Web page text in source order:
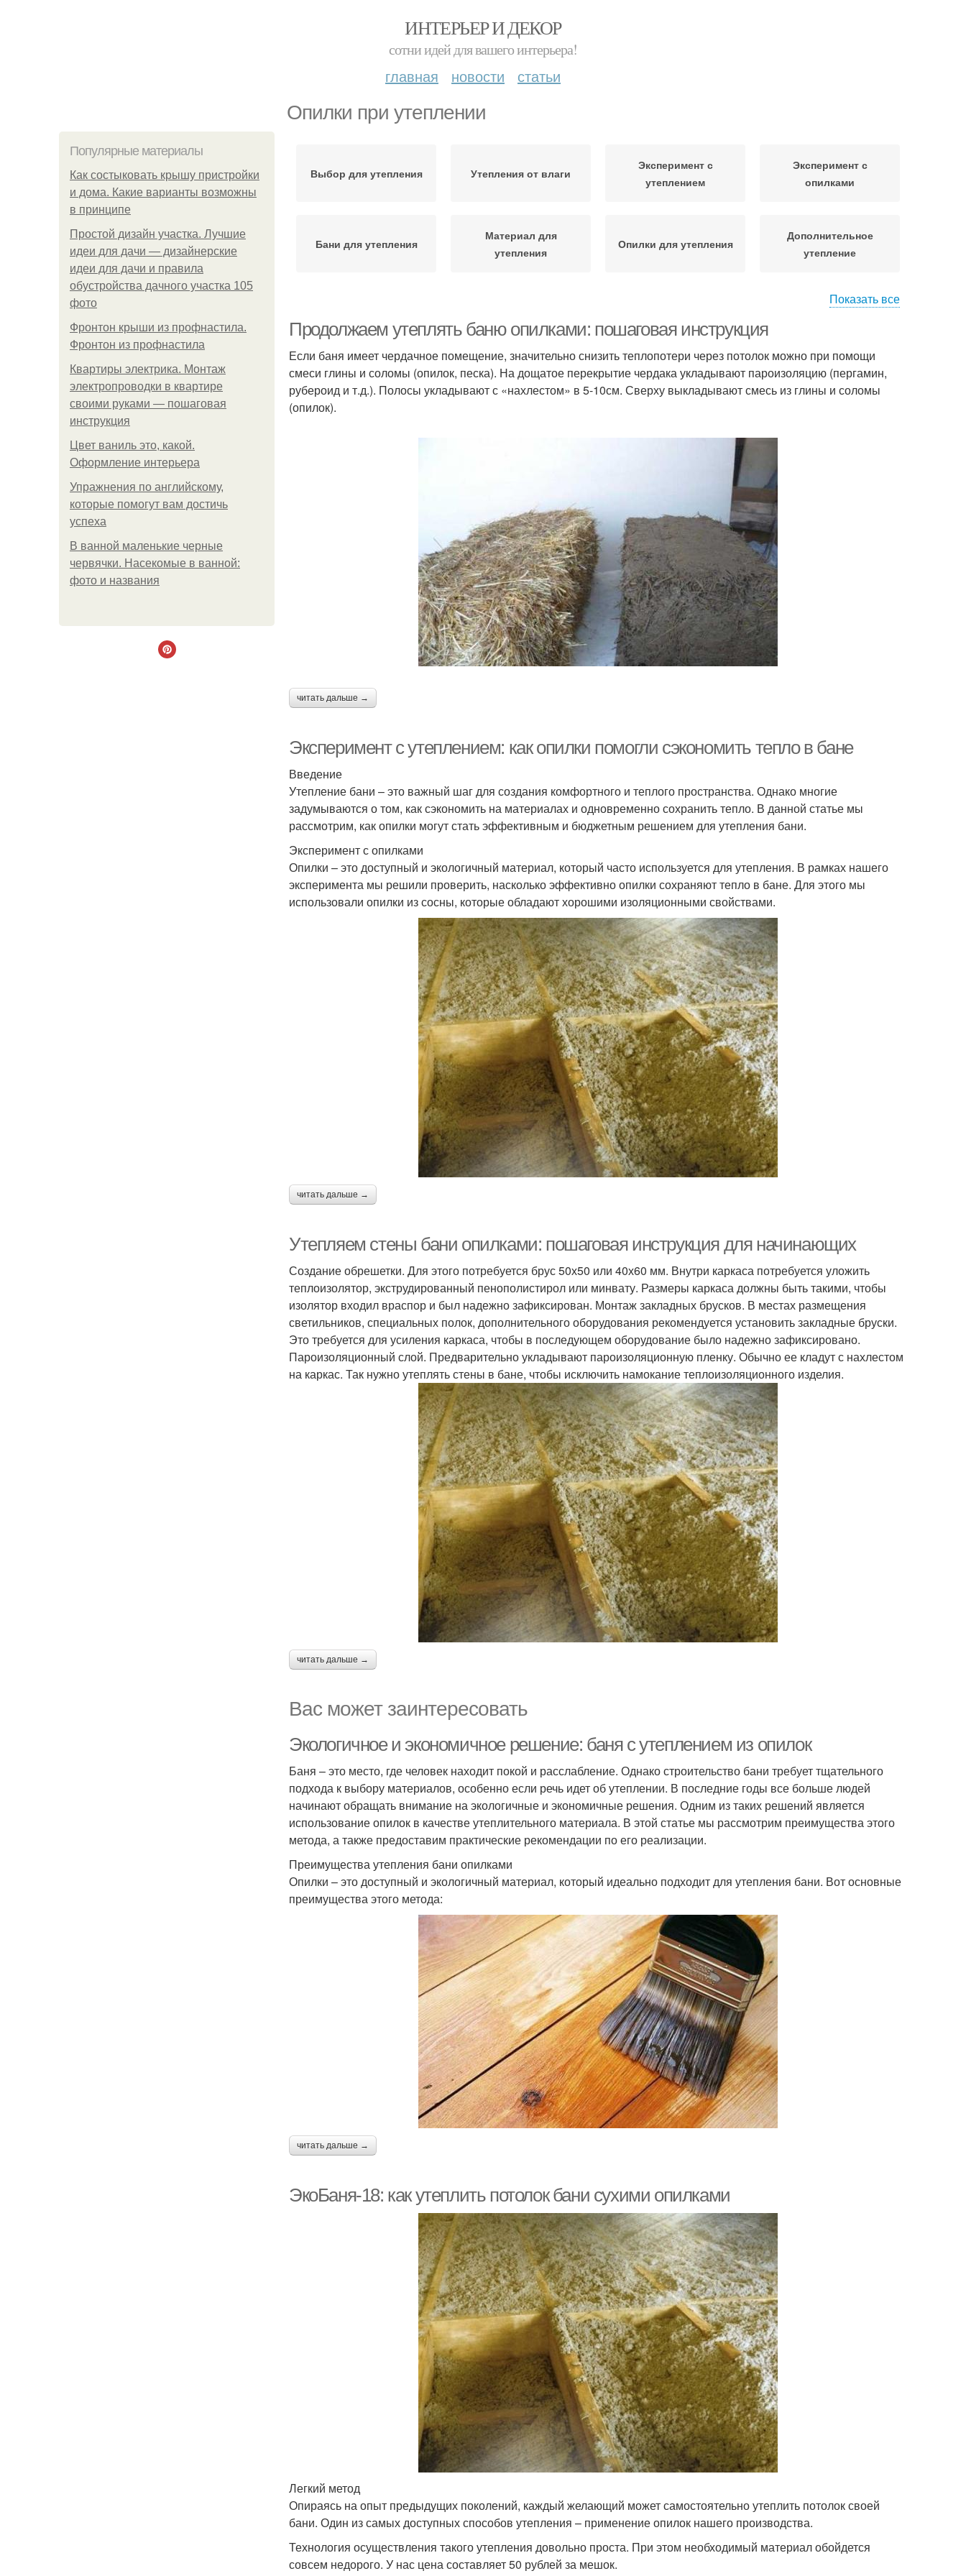
ИНТЕРЬЕР И ДЕКОР
сотни идей для вашего интерьера!
главная новости статьи
Опилки при утеплении
Популярные материалы
Как состыковать крышу пристройки
и дома. Какие варианты возможны
в принципе
Простой дизайн участка. Лучшие
идеи для дачи — дизайнерские
идеи для дачи и правила
обустройства дачного участка 105
фото
Фронтон крыши из профнастила.
Фронтон из профнастила
Квартиры электрика. Монтаж
электропроводки в квартире
своими руками — пошаговая
инструкция
Цвет ваниль это, какой.
Оформление интерьера
Упражнения по английскому,
которые помогут вам достичь
успеха
В ванной маленькие черные
червячки. Насекомые в ванной:
фото и названия
Выбор для утепления Утепления от влаги
Эксперимент с
утеплением
Эксперимент с
опилками
Бани для утепления
Материал для
утепления
Опилки для утепления
Дополнительное
утепление
Показать все
Продолжаем утеплять баню опилками: пошаговая инструкция
Если баня имеет чердачное помещение, значительно снизить теплопотери через потолок можно при помощи
смеси глины и соломы (опилок, песка). На дощатое перекрытие чердака укладывают пароизоляцию (пергамин,
рубероид и т.д.). Полосы укладывают с «нахлестом» в 5-10см. Сверху выкладывают смесь из глины и соломы
(опилок).
читать дальше →
Эксперимент с утеплением: как опилки помогли сэкономить тепло в бане
Введение
Утепление бани – это важный шаг для создания комфортного и теплого пространства. Однако многие
задумываются о том, как сэкономить на материалах и одновременно сохранить тепло. В данной статье мы
рассмотрим, как опилки могут стать эффективным и бюджетным решением для утепления бани.
Эксперимент с опилками
Опилки – это доступный и экологичный материал, который часто используется для утепления. В рамках нашего
эксперимента мы решили проверить, насколько эффективно опилки сохраняют тепло в бане. Для этого мы
использовали опилки из сосны, которые обладают хорошими изоляционными свойствами.
читать дальше →
Утепляем стены бани опилками: пошаговая инструкция для начинающих
Создание обрешетки. Для этого потребуется брус 50х50 или 40х60 мм. Внутри каркаса потребуется уложить
теплоизолятор, экструдированный пенополистирол или минвату. Размеры каркаса должны быть такими, чтобы
изолятор входил враспор и был надежно зафиксирован. Монтаж закладных брусков. В местах размещения
светильников, специальных полок, дополнительного оборудования рекомендуется установить закладные бруски.
Это требуется для усиления каркаса, чтобы в последующем оборудование было надежно зафиксировано.
Пароизоляционный слой. Предварительно укладывают пароизоляционную пленку. Обычно ее кладут с нахлестом
на каркас. Так нужно утеплять стены в бане, чтобы исключить намокание теплоизоляционного изделия.
читать дальше →
Вас может заинтересовать
Экологичное и экономичное решение: баня с утеплением из опилок
Баня – это место, где человек находит покой и расслабление. Однако строительство бани требует тщательного
подхода к выбору материалов, особенно если речь идет об утеплении. В последние годы все больше людей
начинают обращать внимание на экологичные и экономичные решения. Одним из таких решений является
использование опилок в качестве утеплительного материала. В этой статье мы рассмотрим преимущества этого
метода, а также предоставим практические рекомендации по его реализации.
Преимущества утепления бани опилками
Опилки – это доступный и экологичный материал, который идеально подходит для утепления бани. Вот основные
преимущества этого метода:
читать дальше →
ЭкоБаня-18: как утеплить потолок бани сухими опилками
Легкий метод
Опираясь на опыт предыдущих поколений, каждый желающий может самостоятельно утеплить потолок своей
бани. Один из самых доступных способов утепления – применение опилок нашего производства.
Технология осуществления такого утепления довольно проста. При этом необходимый материал обойдется
совсем недорого. У нас цена составляет 50 рублей за мешок.